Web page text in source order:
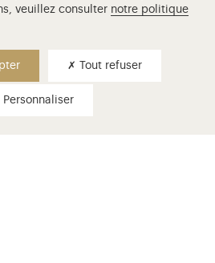
veuillez consulter notre politique
Tout refuser
Personnaliser